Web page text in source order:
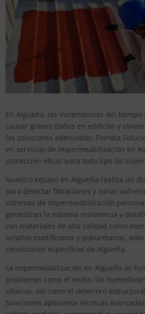
En Algueña, las inclemencias del
causar graves daños en edificios y
las soluciones adecuadas. Floridia
en servicios de impermeabilización en
protección eficaz para todo tipo de
Nuestro equipo en Algueña realiza un
para detectar filtraciones y zonas
sistemas de impermeabilización
garantizan la máxima resistencia y
con materiales de alta calidad como
asfaltos modificados y poliuretanos,
condiciones específicas de Algueña.
La impermeabilización en Algueña es
problemas como el moho, las
sótanos, así como el deterioro
Soluciones aplicamos técnicas